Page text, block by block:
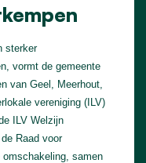
sterker
vormt de gemeente
van Geel, Meerhout,
vereniging (ILV)
ILV Welzijn
Raad voor
samen